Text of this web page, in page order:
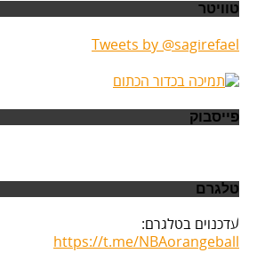
טוויטר
Tweets by @sagirefael
פייסבוק
טלגרם
עדכנוים בטלגרם:
https://t.me/NBAorangeball